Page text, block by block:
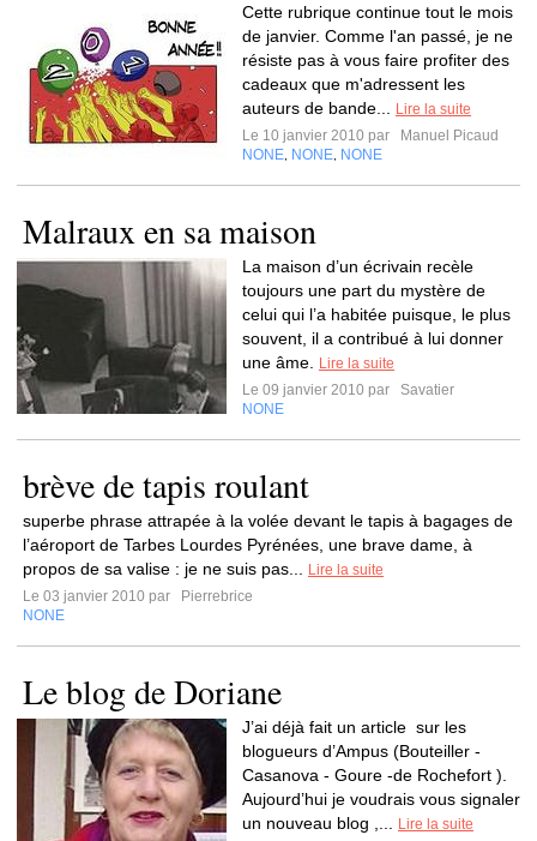
Cette rubrique continue tout le mois
de janvier. Comme l'an passé, je ne
résiste pas à vous faire profiter des
cadeaux que m'adressent les
auteurs de bande...
Lire la suite
Le 10 janvier 2010 par
Manuel Picaud
NONE NONE NONE
Malraux en sa maison
La maison d’un écrivain recèle
toujours une part du mystère de
celui qui l’a habitée puisque, le plus
souvent, il a contribué à lui donner
une âme.
Lire la suite
Le 09 janvier 2010 par
Savatier
NONE
brève de tapis roulant
superbe phrase attrapée à la volée devant le tapis à bagages de
l’aéroport de Tarbes Lourdes Pyrénées, une brave dame, à
propos de sa valise : je ne suis pas...
Lire la suite
Le 03 janvier 2010 par
Pierrebrice
NONE
Le blog de Doriane
J’ai déjà fait un article sur les
blogueurs d’Ampus (Bouteiller -
Casanova - Goure -de Rochefort ).
Aujourd’hui je voudrais vous signaler
un nouveau blog ,...
Lire la suite